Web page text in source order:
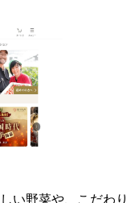
い野菜や、こだわり